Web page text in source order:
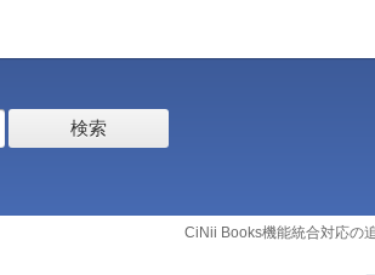
検索
CiNii Books機能統合対応の